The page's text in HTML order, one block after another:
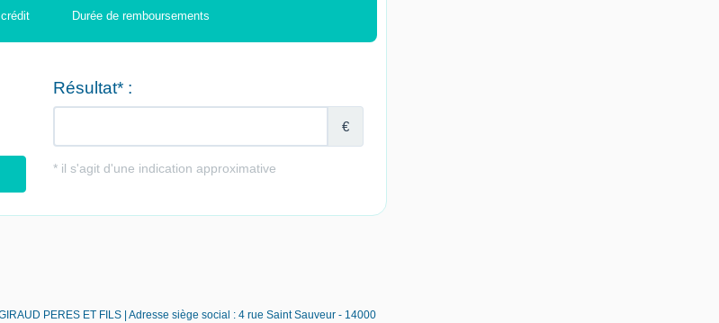
Durée de remboursements
PERES ET FILS | Adresse siège social : 4 rue Saint Sauveur - 14000